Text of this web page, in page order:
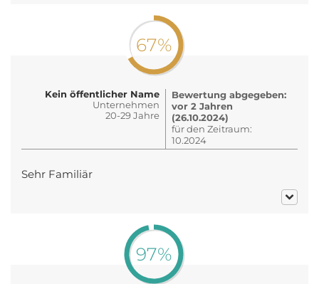
67%
Kein öffentlicher Name
Unternehmen
20-29 Jahre
Bewertung abgegeben:
vor 2 Jahren
(26.10.2024)
für den Zeitraum:
10.2024
Sehr Familiär
97%